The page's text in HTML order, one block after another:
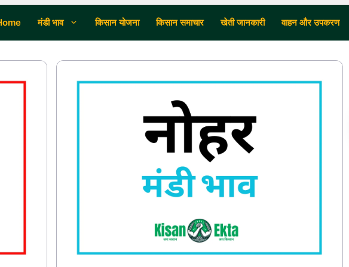
मंडी भाव किसान योजना किसान समाचार खेती जानकारी वाहन और उपकरण